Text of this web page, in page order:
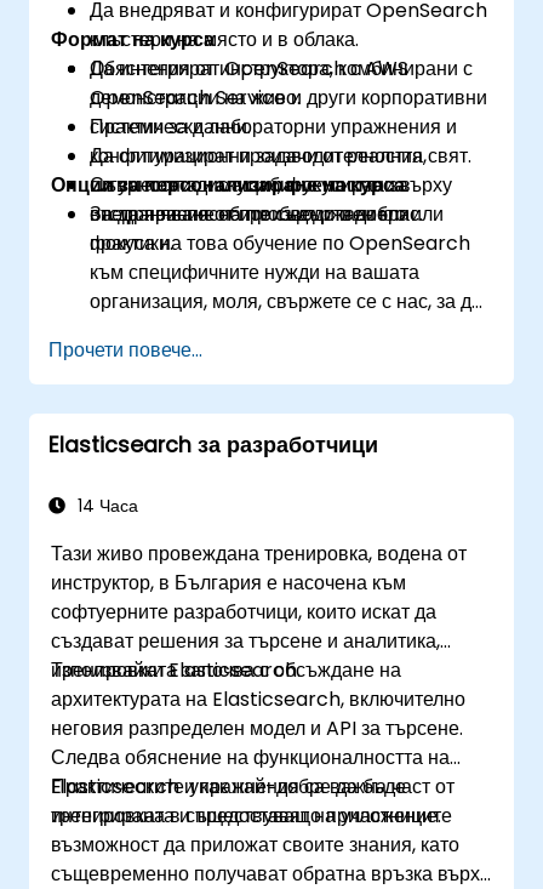
Да внедряват и конфигурират OpenSearch
клъстери на място и в облака.
Да интегрират OpenSearch с AWS
OpenSearch Service и други корпоративни
системи за данни.
Да оптимизират производителността,
сигурността и мащабируемостта за
внедрявания от производствен клас.
Формат на курса
Обяснения от инструктора, комбинирани с
демонстрации на живо.
Практически лабораторни упражнения и
конфигурационни задачи от реалния свят.
Съвместни дискусии, фокусирани върху
отстраняване на проблеми и добри
практики.
Опции за персонализиране на курса
За да приспособите съдържанието или
фокуса на това обучение по OpenSearch
към специфичните нужди на вашата
организация, моля, свържете се с нас, за да
Прочети повече...
Elasticsearch за разработчици
14 Часа
Тази живо провеждана тренировка, водена от
инструктор, в България е насочена към
софтуерните разработчици, които искат да
създават решения за търсене и аналитика,
използвайки Elasticsearch.
Тренировката започва с обсъждане на
архитектурата на Elasticsearch, включително
неговия разпределен модел и API за търсене.
Следва обяснение на функционалността на
Elasticsearch и как най-добре да бъде
интегрирана в съществуващо приложение.
Практическите упражнения са важна част от
тренировката и предоставят на участниците
възможност да приложат своите знания, като
същевременно получават обратна връзка върху